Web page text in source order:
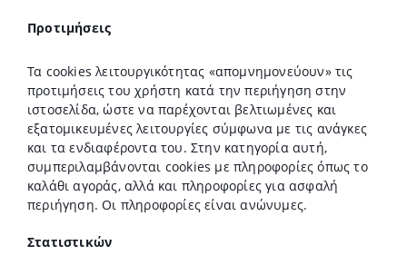
Προτιμήσεις
Τα cookies λειτουργικότητας «απομνημονεύουν» τις
προτιμήσεις του χρήστη κατά την περιήγηση στην
ιστοσελίδα, ώστε να παρέχονται βελτιωμένες και
εξατομικευμένες λειτουργίες σύμφωνα με τις ανάγκες
και τα ενδιαφέροντα του. Στην κατηγορία αυτή,
συμπεριλαμβάνονται cookies με πληροφορίες όπως το
καλάθι αγοράς, αλλά και πληροφορίες για ασφαλή
περιήγηση. Οι πληροφορίες είναι ανώνυμες.
Στατιστικών